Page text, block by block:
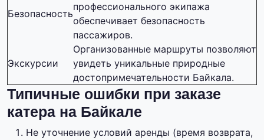
Безопасность
профессионального экипажа
обеспечивает безопасность
пассажиров.
Экскурсии
Организованные маршруты позволяют
увидеть уникальные природные
достопримечательности Байкала.
Типичные ошибки при заказе
катера на Байкале
Не уточнение условий аренды (время возврата,